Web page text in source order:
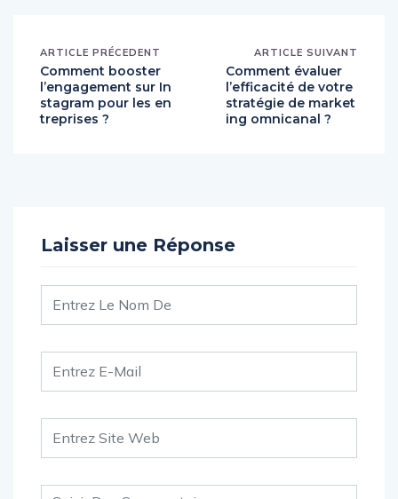
ARTICLE PRÉCEDENT
Comment booster
l’engagement sur In
stagram pour les en
treprises ?
ARTICLE SUIVANT
Comment évaluer
l’efficacité de votre
stratégie de market
ing omnicanal ?
Laisser une Réponse